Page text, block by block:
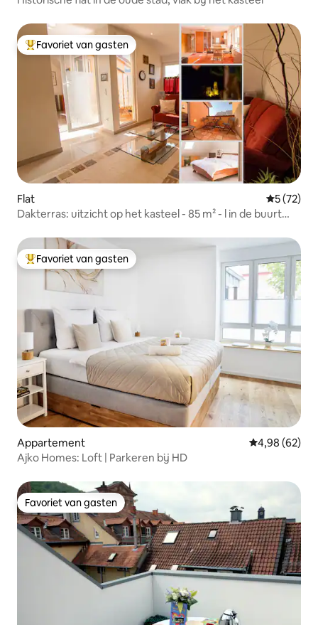
Topfavoriet van gasten
Favoriet van gasten
Flat
5 (72)
Dakterras: uitzicht op het kasteel - 85 m² - l in de buurt
Topfavoriet van gasten
Favoriet van gasten
Appartement Gemiddelde
4,98 (62)
Ajko Homes: Loft | Parkeren bij HD
Favoriet van gasten
Favoriet van gasten